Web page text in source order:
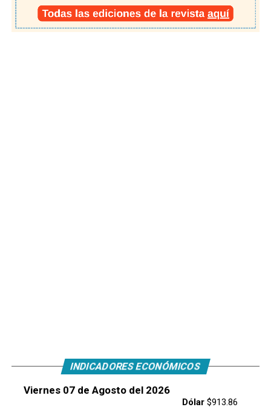
INDICADORES ECONÓMICOS
Viernes 07 de Agosto del 2026
Dólar$913.86